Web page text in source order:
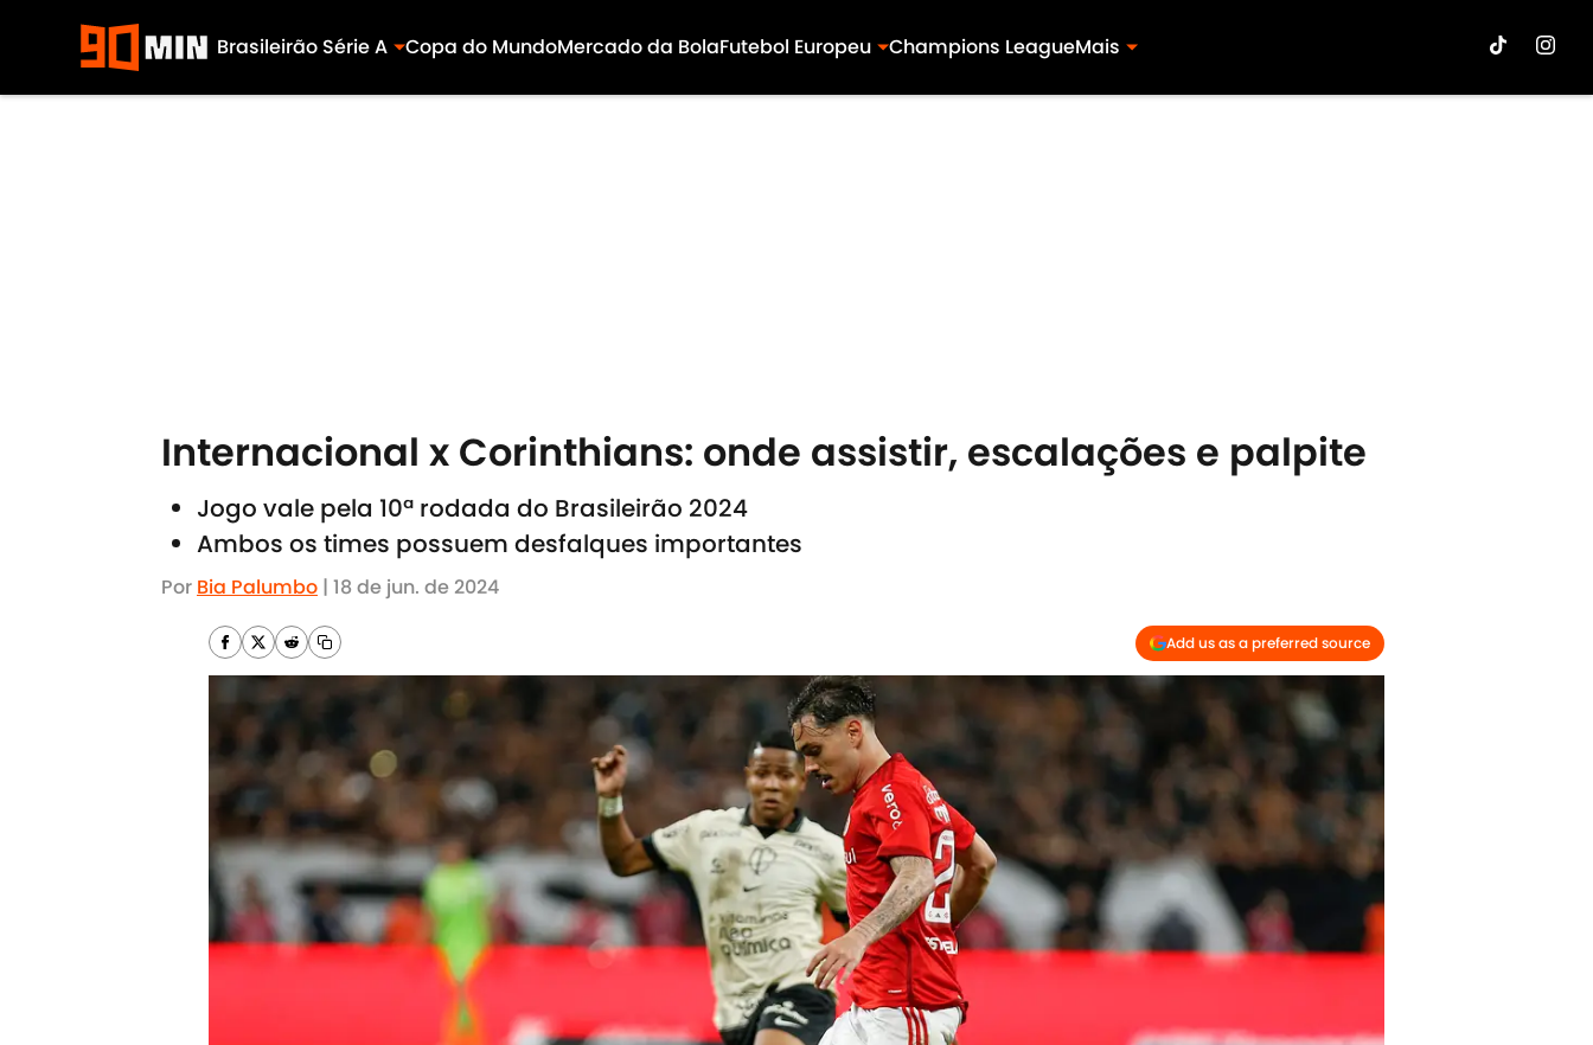
Brasileirão Série A Copa do MundoMercado da BolaFutebol Europeu Champions LeagueMais
Internacional x Corinthians: onde assistir, escalações e palpite
Jogo vale pela 10ª rodada do Brasileirão 2024
Ambos os times possuem desfalques importantes
Por Bia Palumbo | 18 de jun. de 2024
Add us as a preferred source